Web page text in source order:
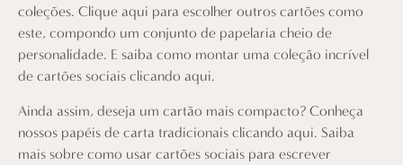
coleções. Clique aqui para escolher outros cartões como
este, compondo um conjunto de papelaria cheio de
personalidade. E saiba como montar uma coleção incrível
de cartões sociais clicando aqui.
Ainda assim, deseja um cartão mais compacto? Conheça
nossos papéis de carta tradicionais clicando aqui. Saiba
mais sobre como usar cartões sociais para escrever